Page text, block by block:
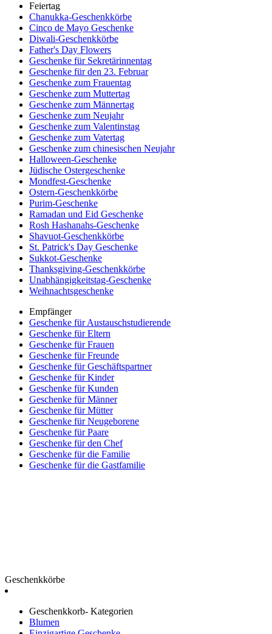
Feiertag
Chanukka-Geschenkkörbe
Cinco de Mayo Geschenke
Diwali-Geschenkkörbe
Father's Day Flowers
Geschenke für Sekretärinnentag
Geschenke für den 23. Februar
Geschenke zum Frauentag
Geschenke zum Muttertag
Geschenke zum Männertag
Geschenke zum Neujahr
Geschenke zum Valentinstag
Geschenke zum Vatertag
Geschenke zum chinesischen Neujahr
Halloween-Geschenke
Jüdische Ostergeschenke
Mondfest-Geschenke
Ostern-Geschenkkörbe
Purim-Geschenke
Ramadan und Eid Geschenke
Rosh Hashanahs-Geschenke
Shavuot-Geschenkkörbe
St. Patrick's Day Geschenke
Sukkot-Geschenke
Thanksgiving-Geschenkkörbe
Unabhängigkeitstag-Geschenke
Weihnachtsgeschenke
Empfänger
Geschenke für Austauschstudierende
Geschenke für Eltern
Geschenke für Frauen
Geschenke für Freunde
Geschenke für Geschäftspartner
Geschenke für Kinder
Geschenke für Kunden
Geschenke für Männer
Geschenke für Mütter
Geschenke für Neugeborene
Geschenke für Paare
Geschenke für den Chef
Geschenke für die Familie
Geschenke für die Gastfamilie
Geschenkkörbe
Geschenkkorb- Kategorien
Blumen